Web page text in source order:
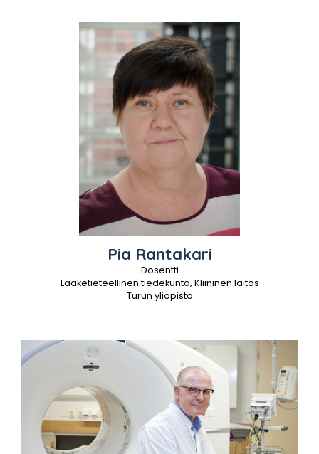
Pia Rantakari
Dosentti
Lääketieteellinen tiedekunta, Kliininen laitos
Turun yliopisto